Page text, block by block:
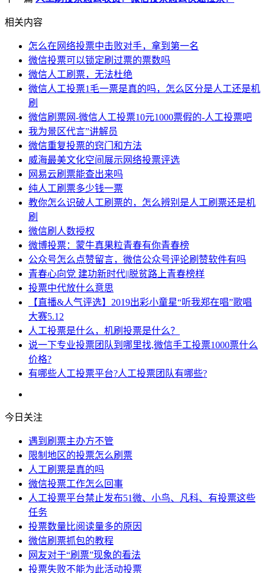
相关内容
怎么在网络投票中击败对手，拿到第一名
微信投票可以锁定刷过票的票数吗
微信人工刷票，无法杜绝
微信人工投票1毛一票是真的吗，怎么区分是人工还是机
刷
微信刷票网-微信人工投票10元1000票假的-人工投票吧
我为景区代言”讲解员
微信重复投票的窍门和方法
威海最美文化空间展示网络投票评选
网易云刷票能查出来吗
纯人工刷票多少钱一票
教你怎么识破人工刷票的，怎么辨别是人工刷票还是机
刷
微信刷人数授权
微博投票：蒙牛真果粒青春有你青春榜
公众号怎么点赞留言，微信公众号评论刷赞软件有吗
青春心向党 建功新时代||脱贫路上青春榜样
投票中代放什么意思
【直播&人气评选】2019出彩小童星“听我郑在唱”歌唱
大赛5.12
人工投票是什么，机刷投票是什么？
说一下专业投票团队到哪里找,微信手工投票1000票什么
价格?
有哪些人工投票平台?人工投票团队有哪些?
今日关注
遇到刷票主办方不管
限制地区的投票怎么刷票
人工刷票是真的吗
微信投票工作怎么回事
人工投票平台禁止发布51微、小鸟、凡科、有投票这些
任务
投票数量比阅读量多的原因
微信刷票抓包的教程
网友对于“刷票”现象的看法
投票失败不能为此活动投票